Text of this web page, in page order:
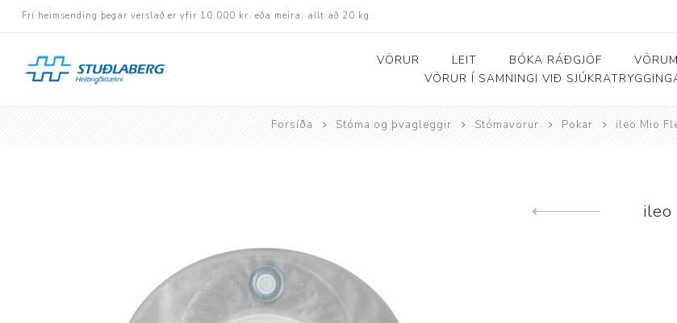
Frí heimsending þegar verslað er yfir 10.000 kr. eða meira, allt að 20 kg.
VÖRUR
Hjólastólar
Rafknúnir hjólastólar
Rafskutlur
Krossramma hjólastólar
Bað- og salernishjálpartæki
LEIT BÓKA RÁÐGJÖF
VÖRUR Í SAMNINGI VIÐ
Forsíða Stóma og þvagleggir Stómavörur Pokar ileo Mio
ileo